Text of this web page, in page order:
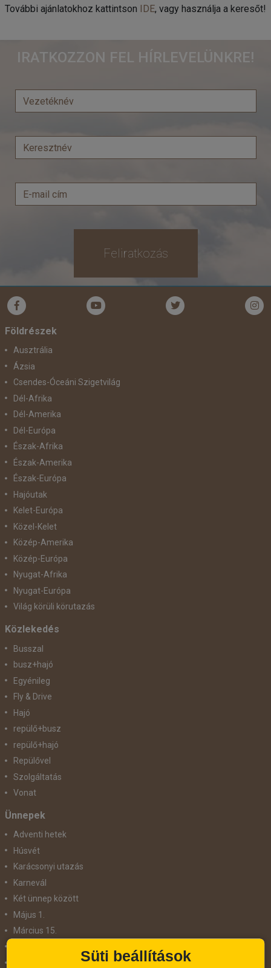
További ajánlatokhoz kattintson IDE, vagy használja a keresőt!
IRATKOZZON FEL HÍRLEVELÜNKRE!
Feliratkozás
Földrészek
Ausztrália
Ázsia
Csendes-Óceáni Szigetvilág
Dél-Afrika
Dél-Amerika
Dél-Európa
Észak-Afrika
Észak-Amerika
Észak-Európa
Hajóutak
Kelet-Európa
Közel-Kelet
Közép-Amerika
Közép-Európa
Nyugat-Afrika
Nyugat-Európa
Világ körüli körutazás
Közlekedés
Busszal
busz+hajó
Egyénileg
Fly & Drive
Hajó
repülő+busz
repülő+hajó
Repülővel
Szolgáltatás
Vonat
Ünnepek
Adventi hetek
Húsvét
Karácsonyi utazás
Karnevál
Két ünnep között
Május 1.
Március 15.
Süti beállítások